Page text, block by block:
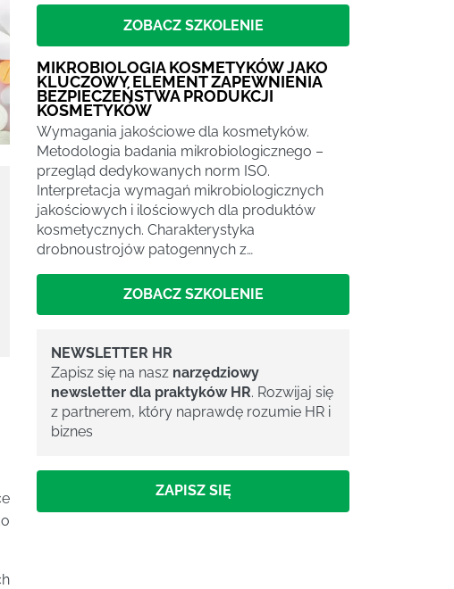
ZOBACZ SZKOLENIE
MIKROBIOLOGIA KOSMETYKÓW JAKO
KLUCZOWY ELEMENT ZAPEWNIENIA
BEZPIECZEŃSTWA PRODUKCJI
KOSMETYKÓW
Wymagania jakościowe dla kosmetyków.
Metodologia badania mikrobiologicznego –
przegląd dedykowanych norm ISO.
Interpretacja wymagań mikrobiologicznych
jakościowych i ilościowych dla produktów
kosmetycznych. Charakterystyka
drobnoustrojów patogennych z…
ZOBACZ SZKOLENIE
NEWSLETTER HR
Zapisz się na nasz narzędziowy
newsletter dla praktyków HR. Rozwijaj się
z partnerem, który naprawdę rozumie HR i
biznes
ZAPISZ SIĘ